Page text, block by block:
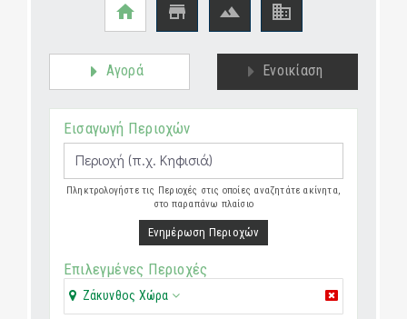
   
Αγορά Ενοικίαση
Εισαγωγή Περιοχών
Πληκτρολογήστε τις Περιοχές στις οποίες αναζητάτε ακίνητα,
στο παραπάνω πλαίσιο
Ενημέρωση Περιοχών
Επιλεγμένες Περιοχές
Ζάκυνθος Χώρα